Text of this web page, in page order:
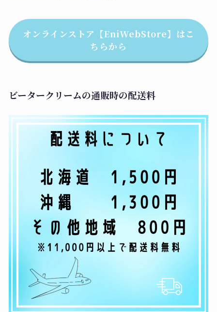
オンラインストア【EniWebStore】はこ
ちらから
ビータークリームの通販時の配送料